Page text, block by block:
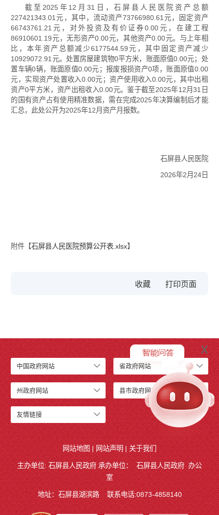
截至2025年12月31日，石屏县人民医院资产总额
227421343.01元，其中，流动资产73766980.61元，固定资产
66743761.21元，对外投资及有价证券0.00元，在建工程
86910601.19元，无形资产0.00元，其他资产0.00元。与上年相
比，本年资产总额减少6177544.59元，其中固定资产减少
10929072.91元。处置房屋建筑物0平方米，账面原值0.00元；处
置车辆0辆，账面原值0.00元；报废报损资产0项，账面原值0.00
元，实现资产处置收入0.00元；资产使用收入0.00元，其中出租
资产0平方米，资产出租收入0.00元。鉴于截至2025年12月31日
的国有资产占有使用精准数据，需在完成2025年决算编制后才能
汇总，此处公开为2025年12月资产月报数。
石屏县人民医院
2026年2月24日
附件【石屏县人民医院预算公开表.xlsx】
收藏
中国政府网站 省政府网站
州政府网站 县市政府网站
友情链接
网站地图 | 网站声明 | 关于我们
主办单位: 石屏县人民政府 承办单位： 石屏县人民政府 办公
室
地址：石屏县湖滨路 联系电话:0873-4858140
x